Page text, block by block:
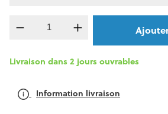
Quantité de produit :
Livraison dans 2 jours ouvrables
Information livraison